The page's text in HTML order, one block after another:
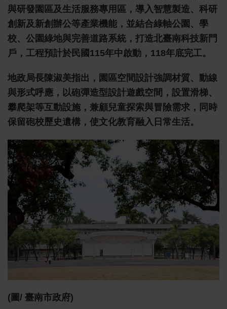
與研發園區及生活服務專用區，導入智慧製造、科研
創新及新創辦公等產業機能，並結合綠軸公園、學
校、公園綠地與完善道路系統，打造北臺南科技新門
戶，工程預計於民國115年中啟動，118年底完工。
地政局長陳淑美指出，園區空間設計強調材質、動線
與形式呼應，以砲彈造型設計遊戲空間，設置滑梯、
攀爬架等互動設施，兼顧兒童探索與冒險需求，同時
保留砲校歷史遺構，使文化教育融入日常生活。
(圖/ 臺南市政府)